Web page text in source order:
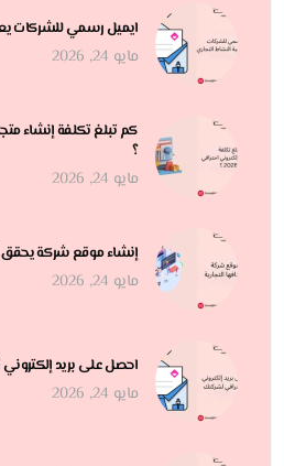
ايميل رسمي للشركات
مايو 24, 2026
؟
مايو 24, 2026
إنشاء موقع شركة يحقق
مايو 24, 2026
احصل على بريد
مايو 24, 2026